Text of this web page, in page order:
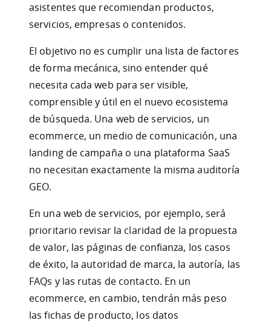
asistentes que recomiendan productos,
servicios, empresas o contenidos.
El objetivo no es cumplir una lista de factores
de forma mecánica, sino entender qué
necesita cada web para ser visible,
comprensible y útil en el nuevo ecosistema
de búsqueda. Una web de servicios, un
ecommerce, un medio de comunicación, una
landing de campaña o una plataforma SaaS
no necesitan exactamente la misma auditoría
GEO.
En una web de servicios, por ejemplo, será
prioritario revisar la claridad de la propuesta
de valor, las páginas de confianza, los casos
de éxito, la autoridad de marca, la autoría, las
FAQs y las rutas de contacto. En un
ecommerce, en cambio, tendrán más peso
las fichas de producto, los datos